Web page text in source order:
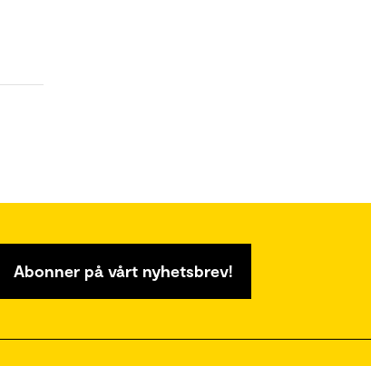
Abonner på vårt nyhetsbrev!